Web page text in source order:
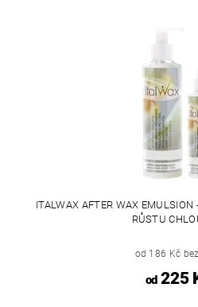
ITALWAX AFTER WAX
RŮSTU
od 186 Kč
od225